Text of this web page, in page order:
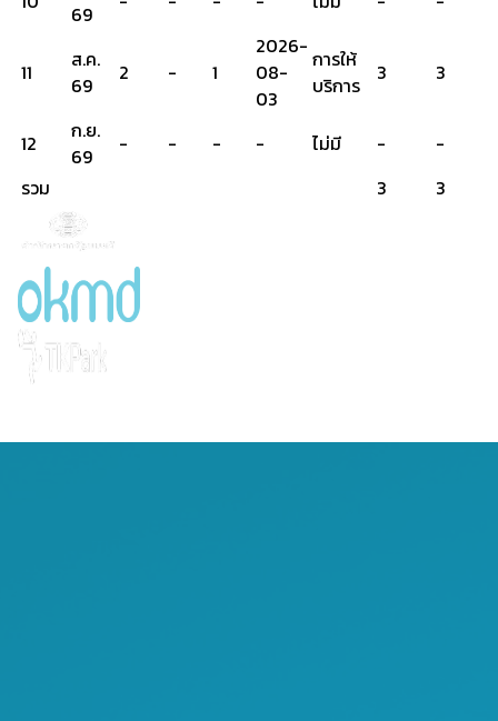
69
11
ส.ค.
69
2 - 1
2026-
08-
03
การให้
บริการ
3 3
12
ก.ย.
69
- - - - ไม่มี -
-
รวม
3 3